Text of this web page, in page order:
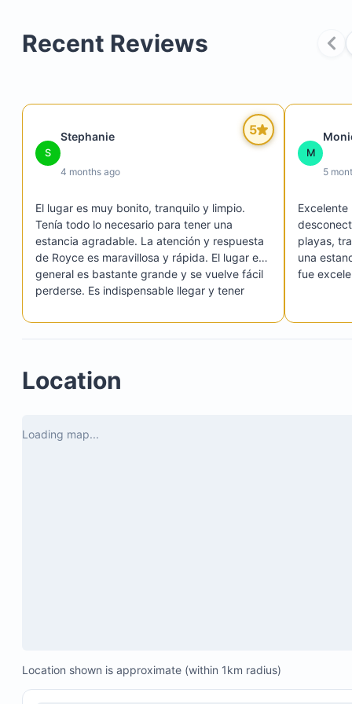
Recent Reviews
5
S
Stephanie
4 months ago
El lugar es muy bonito, tranquilo y limpio.
Tenía todo lo necesario para tener una
estancia agradable. La atención y respuesta
de Royce es maravillosa y rápida. El lugar en
general es bastante grande y se vuelve fácil
perderse. Es indispensable llegar y tener
el traslado a otros lugares. Todo lo demás
durante la estancia estuvo increíble! Gracias
M
5
playas,
una
fue
Location
Loading map...
Location shown is approximate (within 1km radius)